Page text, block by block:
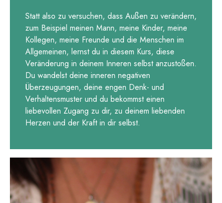
Statt also zu versuchen, dass Außen zu verändern,
zum Beispiel meinen Mann, meine Kinder, meine
Kollegen, meine Freunde und die Menschen im
Allgemeinen, lernst du in diesem Kurs, diese
Veränderung in deinem Inneren selbst anzustoßen.
Du wandelst deine inneren negativen
Überzeugungen, deine engen Denk- und
Verhaltensmuster und du bekommst einen
liebevollen Zugang zu dir, zu deinem liebenden
Herzen und der Kraft in dir selbst.